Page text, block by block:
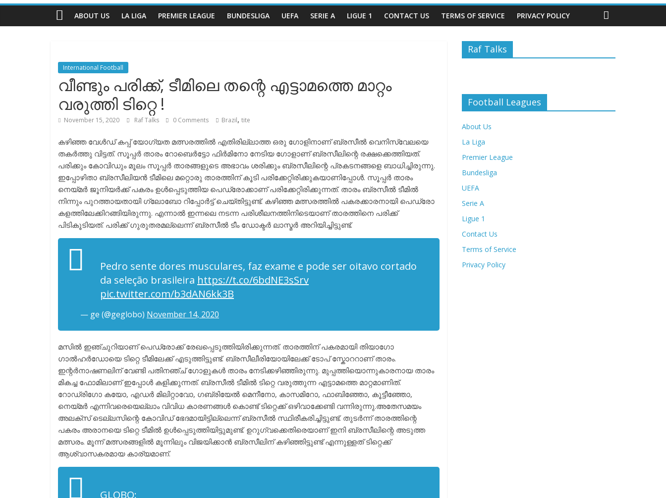
Talks
Football
Channel
ABOUT US LA LIGA PREMIER LEAGUE BUNDESLIGA UEFA SERIE A LIGUE 1 CONTACT US TERMS OF SERVICE PRIVACY POLICY
International Football
വീണ്ടും പരിക്ക്, ടീമിലെ തന്റെ എട്ടാമത്തെ മാറ്റം
വരുത്തി ടിറ്റെ !
November 15, 2020 Raf Talks 0 Comments Brazil, tite
കഴിഞ്ഞ വേൾഡ് കപ്പ് യോഗ്യത മത്സരത്തിൽ എതിരില്ലാത്ത ഒരു ഗോളിനാണ് ബ്രസീൽ വെനിസ്വേലയെ
തകർത്തു വിട്ടത്. സൂപ്പർ താരം റോബെർട്ടോ ഫിർമിനോ നേടിയ ഗോളാണ് ബ്രസീലിന്റെ രക്ഷക്കെത്തിയത്.
പരിക്കും കോവിഡും മൂലം സൂപ്പർ താരങ്ങളുടെ അഭാവം ശരിക്കും ബ്രസീലിന്റെ പ്രകടനങ്ങളെ ബാധിച്ചിരുന്നു.
ഇപ്പോഴിതാ ബ്രസീലിയൻ ടീമിലെ മറ്റൊരു താരത്തിന് കൂടി പരിക്കേറ്റിരിക്കുകയാണിപ്പോൾ. സൂപ്പർ താരം
നെയ്മർ ജൂനിയർക്ക്‌ പകരം ഉൾപ്പെടുത്തിയ പെഡ്രോക്കാണ് പരിക്കേറ്റിരിക്കുന്നത്. താരം ബ്രസീൽ ടീമിൽ
നിന്നും പുറത്തായതായി ഗ്ലോബോ റിപ്പോർട്ട്‌ ചെയ്തിട്ടുണ്ട്. കഴിഞ്ഞ മത്സരത്തിൽ പകരക്കാരനായി പെഡ്രോ
കളത്തിലേക്കിറങ്ങിയിരുന്നു. എന്നാൽ ഇന്നലെ നടന്ന പരിശീലനത്തിനിടെയാണ് താരത്തിനെ പരിക്ക്
പിടികൂടിയത്. പരിക്ക് ഗുരുതരമല്ലെന്ന് ബ്രസീൽ ടീം ഡോക്ടർ ലാസ്മർ അറിയിച്ചിട്ടുണ്ട്.
Pedro sente dores musculares, faz exame e pode ser oitavo cortado
da seleção brasileira https://t.co/6bdNE3sSrv
pic.twitter.com/b3dAN6kk3B
— ge (@geglobo) November 14, 2020
മസിൽ ഇഞ്ചുറിയാണ് പെഡ്രോക്ക്‌ രേഖപ്പെടുത്തിയിരിക്കുന്നത്. താരത്തിന് പകരമായി തിയാഗോ
ഗാൽഹർഡോയെ ടിറ്റെ ടീമിലേക്ക് എടുത്തിട്ടുണ്ട്. ബ്രസീലീരിയോയിലേക്ക് ടോപ് സ്കോററാണ് താരം.
ഇന്റർനാഷണലിന് വേണ്ടി പതിനഞ്ച് ഗോളുകൾ താരം നേടിക്കഴിഞ്ഞിരുന്നു. മുപ്പത്തിയൊന്നുകാരനായ താരം
മികച്ച ഫോമിലാണ് ഇപ്പോൾ കളിക്കുന്നത്. ബ്രസീൽ ടീമിൽ ടിറ്റെ വരുത്തുന്ന എട്ടാമത്തെ മാറ്റമാണിത്.
റോഡ്രിഗോ കയോ, എഡർ മിലിറ്റാവോ, ഗബ്രിയേൽ മെനീനോ, കാസമിറോ, ഫാബിഞ്ഞോ, കൂട്ടീഞ്ഞോ,
നെയ്മർ എന്നിവരെയെല്ലാം വിവിധ കാരണങ്ങൾ കൊണ്ട് ടിറ്റെക്ക്‌ ഒഴിവാക്കേണ്ടി വന്നിരുന്നു.അതേസമയം
അലക്സ് ടെല്ലസിന്റെ കോവിഡ് ഭേദമായിട്ടില്ലെന്ന് ബ്രസീൽ സ്ഥിരീകരിച്ചിട്ടുണ്ട്. തുടർന്ന് താരത്തിന്റെ
പകരം അരാനയെ ടിറ്റെ ടീമിൽ ഉൾപ്പെടുത്തിയിട്ടുമുണ്ട്. ഉറുഗ്വക്കെതിരെയാണ് ഇനി ബ്രസീലിന്റെ അടുത്ത
മത്സരം. മൂന്ന് മത്സരങ്ങളിൽ മൂന്നിലും വിജയിക്കാൻ ബ്രസീലിന് കഴിഞ്ഞിട്ടുണ്ട് എന്നുള്ളത് ടിറ്റെക്ക്‌
ആശ്വാസകരമായ കാര്യമാണ്.
GLOBO:
Raf Talks
Football Leagues
About Us
La Liga
Premier League
Bundesliga
UEFA
Serie A
Ligue 1
Contact Us
Terms of Service
Privacy Policy